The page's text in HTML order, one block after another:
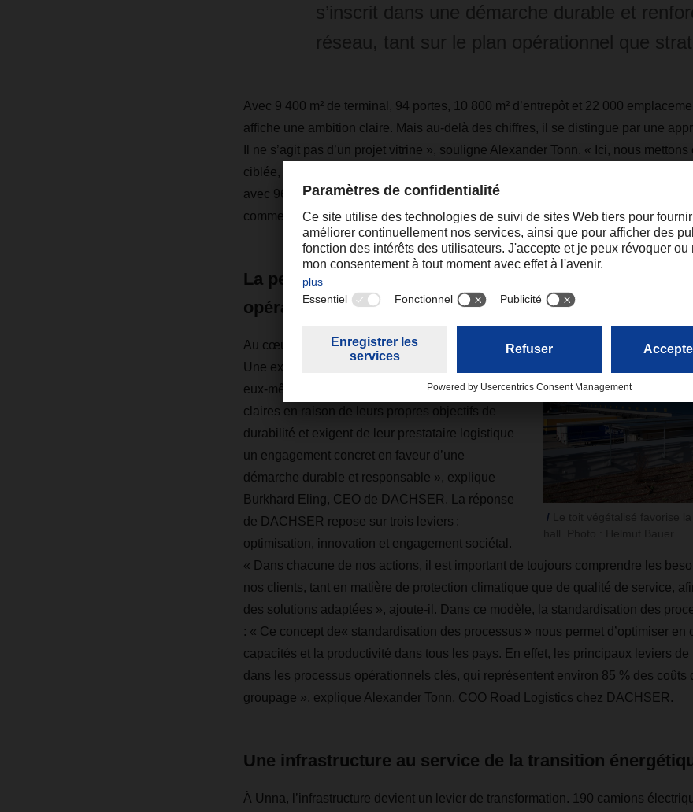
s’inscrit dans une démarche durable et
réseau, tant sur le plan opérationnel que
Avec 9 400 m² de terminal, 94 portes, 10 800 m² d’entrepôt et 22 000
affiche une ambition claire. Mais au-delà des chiffres, il se distingue par une
Il ne s’agit pas d’un projet vitrine », souligne Alexander Tonn. « Ici, nous
ciblée, des solutions concrètes, pertinentes et économiquement viables. »
avec 96 % des matériaux réutilisés, et financé à hauteur de 44 millions d’euros, le
comme l’un des investissements majeurs de DACHSER.
La performance passe par les
opérations
Au cœur du projet : l’efficacité opérationnelle.
Une exigence portée par les attentes des clients
eux-mêmes. « Nos clients ont des attentes
claires en raison de leurs propres objectifs de
durabilité et exigent de leur prestataire logistique
un engagement concret en faveur d’une
démarche durable et responsable », explique
Burkhard Eling, CEO de DACHSER. La réponse
de DACHSER repose sur trois leviers :
optimisation, innovation et engagement sociétal.
« Dans chacune de nos actions, il est important de toujours comprendre les
nos clients, tant en matière de protection climatique que de qualité de service,
des solutions adaptées », ajoute-il. Dans ce modèle, la standardisation des
: « Ce concept de« standardisation des processus » nous permet d’optimiser en
capacités et la productivité dans tous les pays. En effet, les principaux leviers
dans les processus opérationnels clés, qui représentent environ 85 % des coûts
groupage », explique Alexander Tonn, COO Road Logistics chez DACHSER.
Une infrastructure au service de la transition
À Unna, l’infrastructure devient un levier de transformation. 190 camions